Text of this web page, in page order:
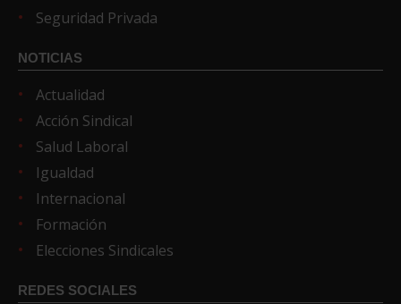
Seguridad Privada
NOTICIAS
Actualidad
Acción Sindical
Salud Laboral
Igualdad
Internacional
Formación
Elecciones Sindicales
REDES SOCIALES